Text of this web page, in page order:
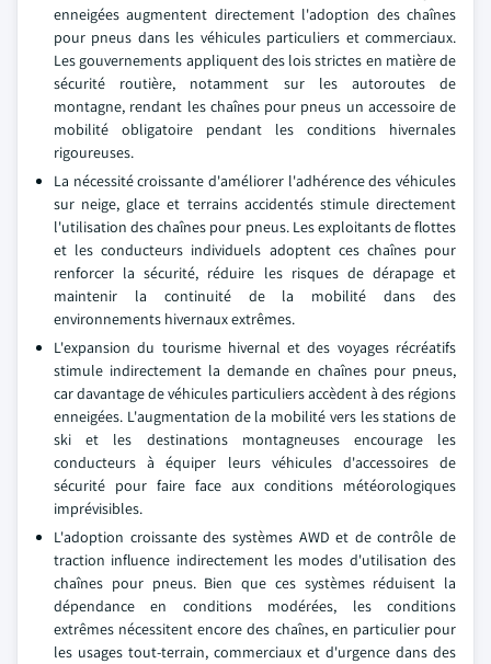
enneigées augmentent directement l'adoption des chaînes
pour pneus dans les véhicules particuliers et commerciaux.
Les gouvernements appliquent des lois strictes en matière de
sécurité routière, notamment sur les autoroutes de
montagne, rendant les chaînes pour pneus un accessoire de
mobilité obligatoire pendant les conditions hivernales
rigoureuses.
La nécessité croissante d'améliorer l'adhérence des véhicules
sur neige, glace et terrains accidentés stimule directement
l'utilisation des chaînes pour pneus. Les exploitants de flottes
et les conducteurs individuels adoptent ces chaînes pour
renforcer la sécurité, réduire les risques de dérapage et
maintenir la continuité de la mobilité dans des
environnements hivernaux extrêmes.
L'expansion du tourisme hivernal et des voyages récréatifs
stimule indirectement la demande en chaînes pour pneus,
car davantage de véhicules particuliers accèdent à des régions
enneigées. L'augmentation de la mobilité vers les stations de
ski et les destinations montagneuses encourage les
conducteurs à équiper leurs véhicules d'accessoires de
sécurité pour faire face aux conditions météorologiques
imprévisibles.
L'adoption croissante des systèmes AWD et de contrôle de
traction influence indirectement les modes d'utilisation des
chaînes pour pneus. Bien que ces systèmes réduisent la
dépendance en conditions modérées, les conditions
extrêmes nécessitent encore des chaînes, en particulier pour
les usages tout-terrain, commerciaux et d'urgence dans des